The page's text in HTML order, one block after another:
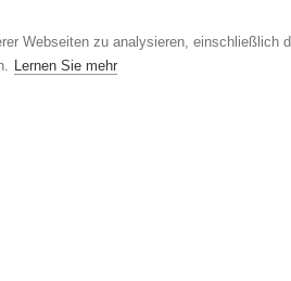
Webseiten zu analysieren,
Lernen Sie mehr